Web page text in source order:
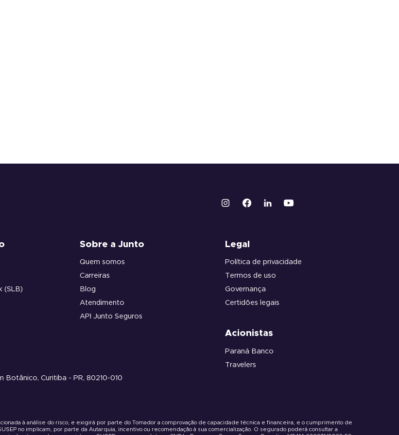
(SLB)
Sobre a Junto
Quem somos
Carreiras
Blog
Atendimento
API Junto Seguros
Legal
Política de privacidade
Termos de uso
Governança
Certidões legais
Acionistas
Paraná Banco
Travelers
Botânico, Curitiba - PR, 80210-010
à análise do risco, e exigirá por parte do Tomador a comprovação de capacidade técnica e financeira, e o cumprimento de
no implicam, por parte da Autarquia, incentivo ou recomendação à sua comercialização. O segurado poderá consultar a